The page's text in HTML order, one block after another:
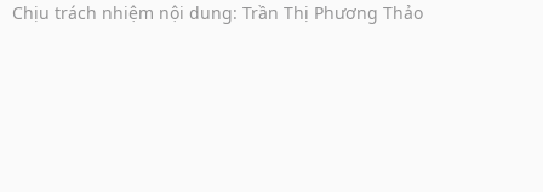
Chịu trách nhiệm nội dung: Trần Thị Phương Thảo